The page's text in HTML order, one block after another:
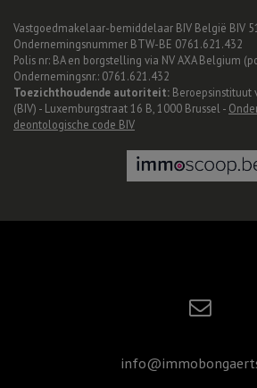
Vastgoedmakelaar-bemiddelaar BIV België BIV
Ondernemingsnummer BTW-BE 0761.621.432
Polis nr: BA en borgstelling via NV AXA Belgium
Ondernemingsnr.: 0761.621.432
Toezichthoudende autoriteit: Beroepsinstituut
(BIV) - Luxemburgstraat 16 B, 1000 Brussel -
deontologische code BIV